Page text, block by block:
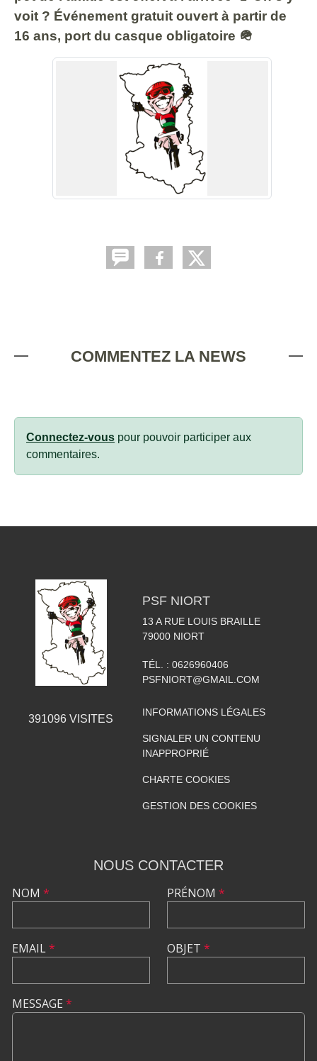
voit ? Événement gratuit ouvert à partir de
16 ans, port du casque obligatoire 🪖
COMMENTEZ LA NEWS
Connectez-vous pour pouvoir participer aux
commentaires.
391096 VISITES
PSF NIORT
13 A RUE LOUIS BRAILLE
79000 NIORT
TÉL. : 0626960406
PSFNIORT@GMAIL.COM
INFORMATIONS LÉGALES
SIGNALER UN CONTENU
INAPPROPRIÉ
CHARTE COOKIES
GESTION DES COOKIES
NOUS CONTACTER
NOM *
EMAIL*
PRÉNOM *
OBJET *
MESSAGE *